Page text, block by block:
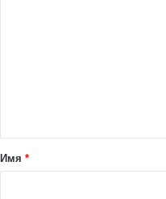
аИмя *